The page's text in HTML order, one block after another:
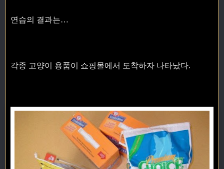
연습의 결과는…
각종 고양이 용품이 쇼핑몰에서 도착하자 나타났다.